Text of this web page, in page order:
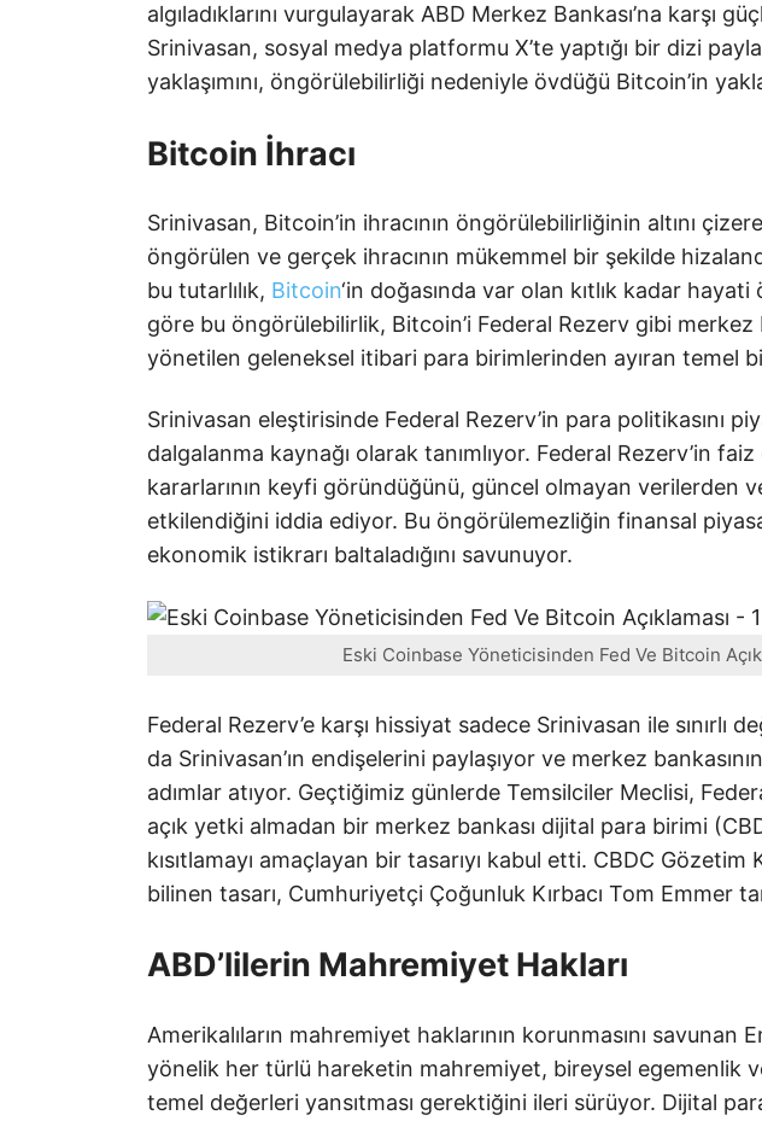
algıladıklarını vurgulayarak ABD Merkez Bankası’na karşı
Srinivasan, sosyal medya platformu X’te yaptığı bir dizi
yaklaşımını, öngörülebilirliği nedeniyle övdüğü Bitcoin’in
Bitcoin İhracı
Srinivasan, Bitcoin’in ihracının öngörülebilirliğinin altını
öngörülen ve gerçek ihracının mükemmel bir şekilde
bu tutarlılık, Bitcoin‘in doğasında var olan kıtlık kadar hayati
göre bu öngörülebilirlik, Bitcoin’i Federal Rezerv gibi merkez
yönetilen geleneksel itibari para birimlerinden ayıran temel
Srinivasan eleştirisinde Federal Rezerv’in para politikasını
dalgalanma kaynağı olarak tanımlıyor. Federal Rezerv’in
kararlarının keyfi göründüğünü, güncel olmayan verilerden
etkilendiğini iddia ediyor. Bu öngörülemezliğin finansal
ekonomik istikrarı baltaladığını savunuyor.
Eski Coinbase Yöneticisinden Fed Ve Bitcoin
Federal Rezerv’e karşı hissiyat sadece Srinivasan ile sınırlı
da Srinivasan’ın endişelerini paylaşıyor ve merkez
adımlar atıyor. Geçtiğimiz günlerde Temsilciler Meclisi,
açık yetki almadan bir merkez bankası dijital para birimi
kısıtlamayı amaçlayan bir tasarıyı kabul etti. CBDC Gözetim
bilinen tasarı, Cumhuriyetçi Çoğunluk Kırbacı Tom Emmer
ABD’lilerin Mahremiyet Hakları
Amerikalıların mahremiyet haklarının korunmasını savunan
yönelik her türlü hareketin mahremiyet, bireysel egemenlik
temel değerleri yansıtması gerektiğini ileri sürüyor. Dijital